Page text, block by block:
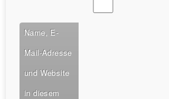
Name, E-
Mail-Adresse
und Website
in diesem